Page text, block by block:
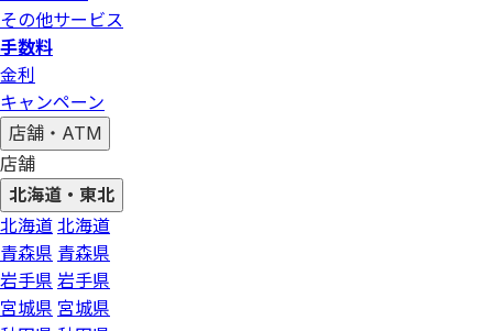
その他サービス
手数料
金利
キャンペーン
店舗・ATM
店舗
北海道・東北
北海道 北海道
青森県 青森県
岩手県 岩手県
宮城県 宮城県